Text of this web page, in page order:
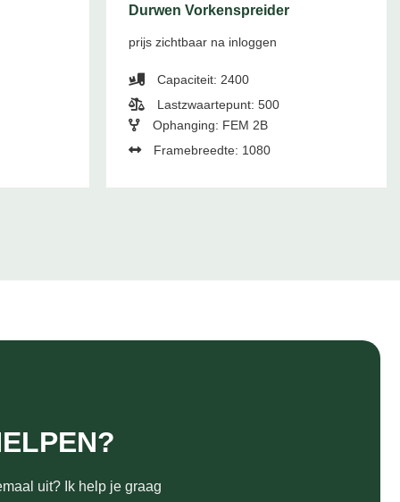
Durwen Vorkenspreider
prijs zichtbaar na inloggen
Capaciteit: 2400
Lastzwaartepunt: 500
Ophanging: FEM 2B
Framebreedte: 1080
uit? Ik help je graag